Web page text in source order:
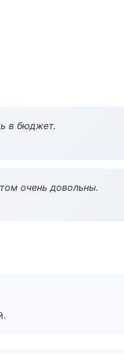
в бюджет.
очень довольны.